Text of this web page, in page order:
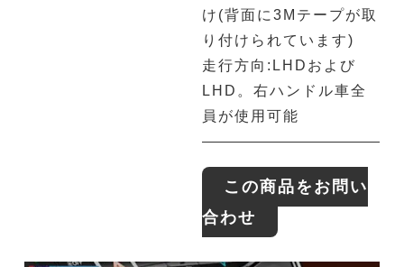
け(背面に3Mテープが取
り付けられています)
走行方向:LHDおよび
LHD。右ハンドル車全
員が使用可能
この商品をお問い
合わせ